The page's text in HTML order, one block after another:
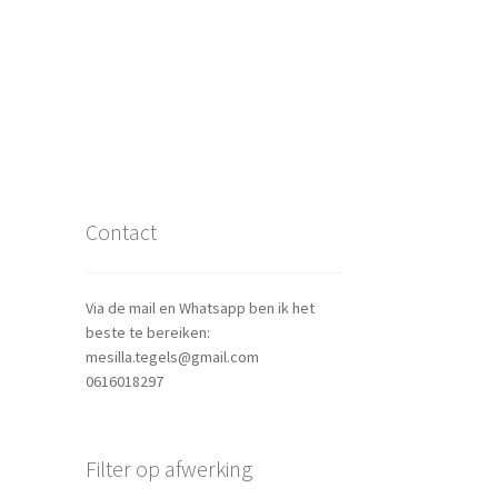
Contact
Via de mail en Whatsapp ben ik het
beste te bereiken:
mesilla.tegels@gmail.com
0616018297
Filter op afwerking